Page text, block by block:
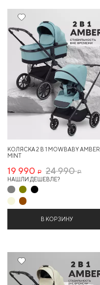
20%
КОЛЯСКА 2 В 1 MOWBABY AMBER
MINT
19 990 Р 24 990Р
НАШЛИ ДЕШЕВЛЕ?
В КОРЗИНУ
20%